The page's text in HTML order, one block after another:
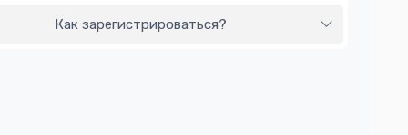
Как зарегистрироваться?